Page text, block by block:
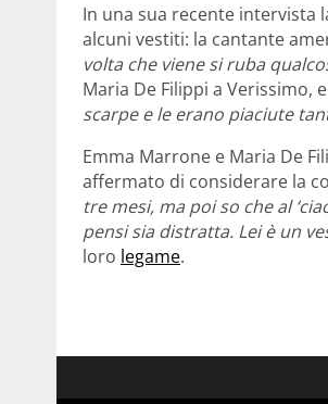
In una sua recente intervista
alcuni vestiti: la cantante
volta che viene si ruba
Maria De Filippi a Verissimo,
scarpe e le erano piaciute
Emma Marrone e Maria De
affermato di considerare la
tre mesi, ma poi so che al
pensi sia distratta. Lei è un
loro legame.